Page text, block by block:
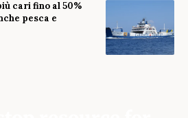
cari fino al 50%
pesca e